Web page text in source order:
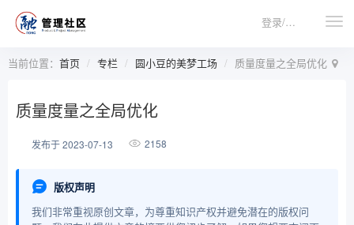
登录/注册
当前位置： 首页 专栏 圆小豆的美梦工场 质量度量之全局优化
质量度量之全局优化
发布于 2023-07-13 2158
版权声明
我们非常重视原创文章，为尊重知识产权并避免潜在的版权问